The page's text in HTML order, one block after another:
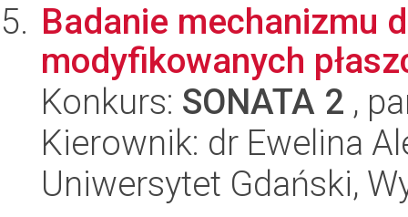
Badanie mechanizmu
modyfikowanych
Konkurs: SONATA 2 ,
Kierownik: dr Ewelina
Uniwersytet Gdański,